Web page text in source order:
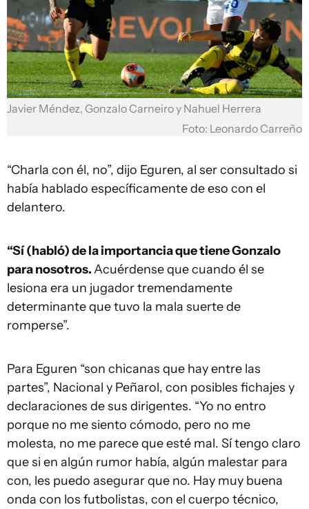
Javier Méndez, Gonzalo Carneiro y Nahuel Herrera
Foto: Leonardo Carreño
“Charla con él, no”, dijo Eguren, al ser consultado si
había hablado específicamente de eso con el
delantero.
“Sí (habló) de la importancia que tiene Gonzalo
para nosotros.Acuérdense que cuando él se
lesiona era un jugador tremendamente
determinante que tuvo la mala suerte de
romperse”.
Para Eguren “son chicanas que hay entre las
partes”, Nacional y Peñarol, con posibles fichajes y
declaraciones de sus dirigentes. “Yo no entro
porque no me siento cómodo, pero no me
molesta, no me parece que esté mal. Sí tengo claro
que si en algún rumor había, algún malestar para
con, les puedo asegurar que no. Hay muy buena
onda con los futbolistas, con el cuerpo técnico,